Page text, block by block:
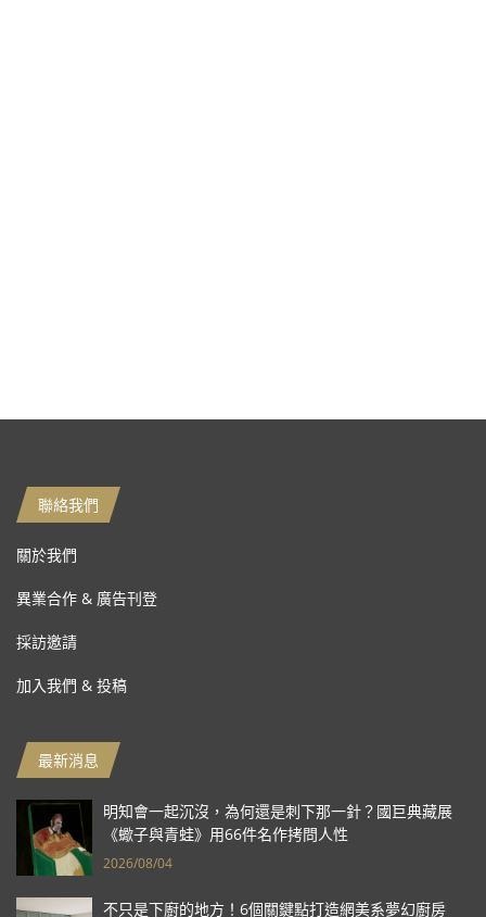
聯絡我們
關於我們
異業合作 & 廣告刊登
採訪邀請
加入我們 & 投稿
最新消息
明知會一起沉沒，為何還是刺下那一針？國巨典藏展
《蠍子與青蛙》用66件名作拷問人性
2026/08/04
不只是下廚的地方！6個關鍵點打造網美系夢幻廚房